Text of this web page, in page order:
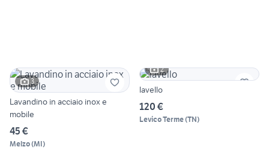
3
Lavandino in acciaio inox e
mobile
45 €
Melzo(MI)
2
lavello
120 €
Levico Terme(TN)